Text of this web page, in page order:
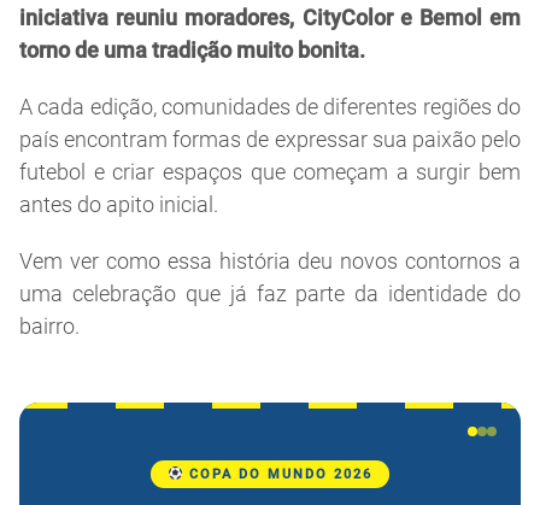
iniciativa reuniu moradores, CityColor e Bemol em
torno de uma tradição muito bonita.
A cada edição, comunidades de diferentes regiões do
país encontram formas de expressar sua paixão pelo
futebol e criar espaços que começam a surgir bem
antes do apito inicial.
Vem ver como essa história deu novos contornos a
uma celebração que já faz parte da identidade do
bairro.
COPA DO MUNDO 2026